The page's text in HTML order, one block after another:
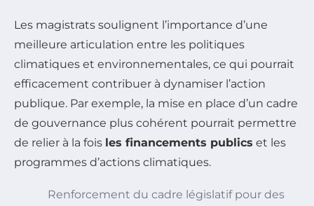
Les magistrats soulignent l’importance d’une
meilleure articulation entre les politiques
climatiques et environnementales, ce qui pourrait
efficacement contribuer à dynamiser l’action
publique. Par exemple, la mise en place d’un cadre
de gouvernance plus cohérent pourrait permettre
de relier à la fois les financements publics et les
programmes d’actions climatiques.
Renforcement du cadre législatif pour des